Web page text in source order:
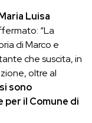
Luisa
“La
di Marco e
che suscita, in
oltre al
sono
per il Comune di